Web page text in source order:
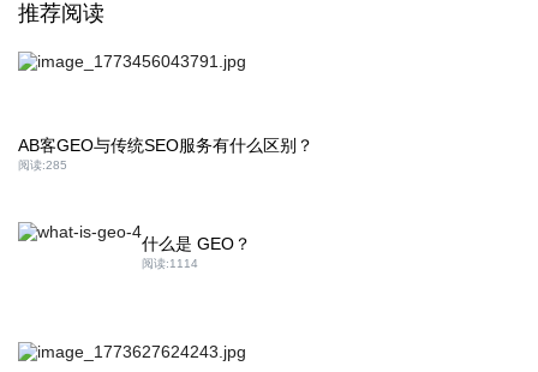
推荐阅读
AB客GEO与传统SEO服务有什么区别？
阅读:285
什么是 GEO？
阅读:1114